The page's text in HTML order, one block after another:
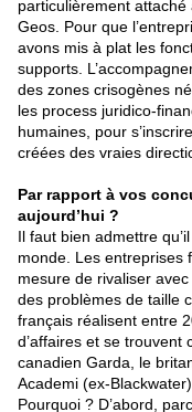
particulièrement attaché
Geos. Pour que
avons mis à plat les
supports.
des zones crisogènes
les process juridico-
humaines, pour
créées des vraies
Par rapport à vos
aujourd’hui ?
Il faut bien admettre
monde. Les entreprises
mesure de rivaliser
des problèmes de taille
français réalisent entre
d’affaires et se
canadien Garda, le
Academi (ex-
Pourquoi ? D’abord,